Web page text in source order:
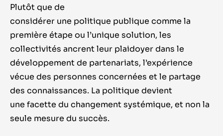
Plutôt que de
considérer une politique publique comme la
première étape ou l’unique solution, les
collectivités ancrent leur plaidoyer dans le
développement de partenariats, l’expérience
vécue des personnes concernées et le partage
des connaissances. La politique devient
une facette du changement systémique, et non la
seule mesure du succès.